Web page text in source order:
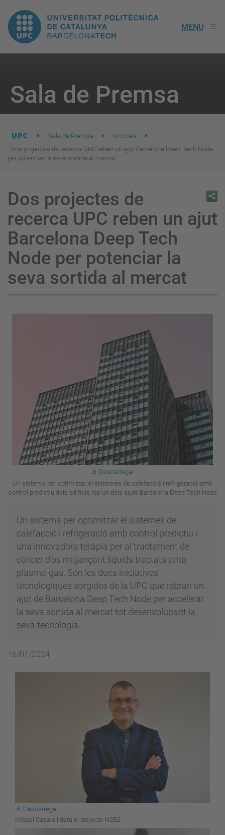
UPC.
Universitat
de
Catalunya
MENU
Sala de Premsa
here:
Sala de Premsa
Notícies
Dos projectes de recerca UPC reben un ajut Barcelona Deep Tech Node
per potenciar la seva sortida al mercat
Dos projectes de
recerca UPC reben un ajut
Barcelona Deep Tech
Node per potenciar la
seva sortida al mercat
Descarregar
Un sistema per optimitzar el sistemes de calefacció i refrigeració amb
control predictiu dels edificis rep un dels ajuts Barcelona Deep Tech Node
Un sistema per optimitzar el sistemes de
calefacció i refrigeració amb control predictiu i
una innovadora teràpia per al tractament de
càncer d’os mitjançant líquids tractats amb
plasma-gas. Són les dues iniciatives
tecnològiques sorgides de la UPC que rebran un
ajut de Barcelona Deep Tech Node per accelerar
la seva sortida al mercat tot desenvolupant la
seva tecnologia.
16/01/2024
Descarregar
Miquel Casals lidera el projecte N2B2